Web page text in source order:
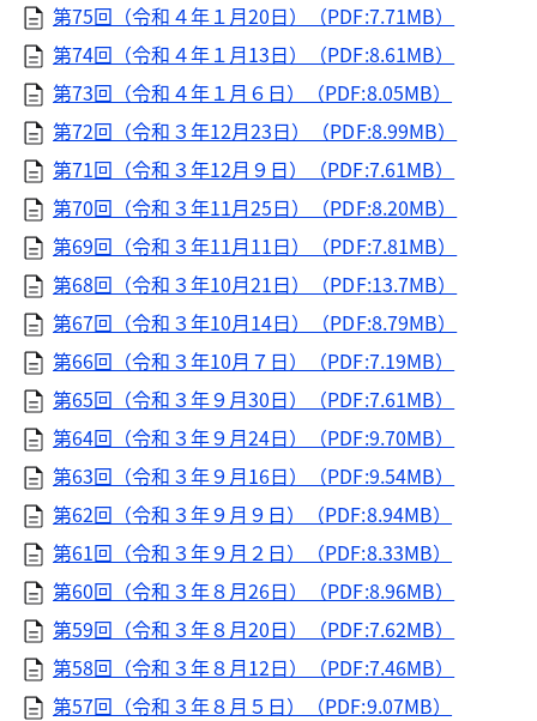
第75回（令和４年１月20日）（PDF:7.71MB）
第74回（令和４年１月13日）（PDF:8.61MB）
第73回（令和４年１月６日）（PDF:8.05MB）
第72回（令和３年12月23日）（PDF:8.99MB）
第71回（令和３年12月９日）（PDF:7.61MB）
第70回（令和３年11月25日）（PDF:8.20MB）
第69回（令和３年11月11日）（PDF:7.81MB）
第68回（令和３年10月21日）（PDF:13.7MB）
第67回（令和３年10月14日）（PDF:8.79MB）
第66回（令和３年10月７日）（PDF:7.19MB）
第65回（令和３年９月30日）（PDF:7.61MB）
第64回（令和３年９月24日）（PDF:9.70MB）
第63回（令和３年９月16日）（PDF:9.54MB）
第62回（令和３年９月９日）（PDF:8.94MB）
第61回（令和３年９月２日）（PDF:8.33MB）
第60回（令和３年８月26日）（PDF:8.96MB）
第59回（令和３年８月20日）（PDF:7.62MB）
第58回（令和３年８月12日）（PDF:7.46MB）
第57回（令和３年８月５日）（PDF:9.07MB）